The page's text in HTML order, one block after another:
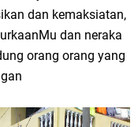
dan kemaksiatan,
dan neraka
orang orang yang